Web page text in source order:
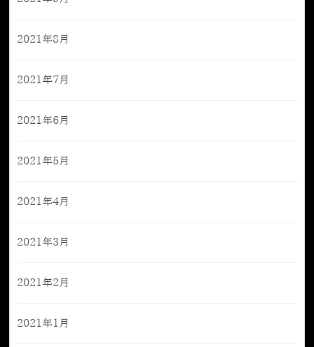
2021年8月
2021年7月
2021年6月
2021年5月
2021年4月
2021年3月
2021年2月
2021年1月